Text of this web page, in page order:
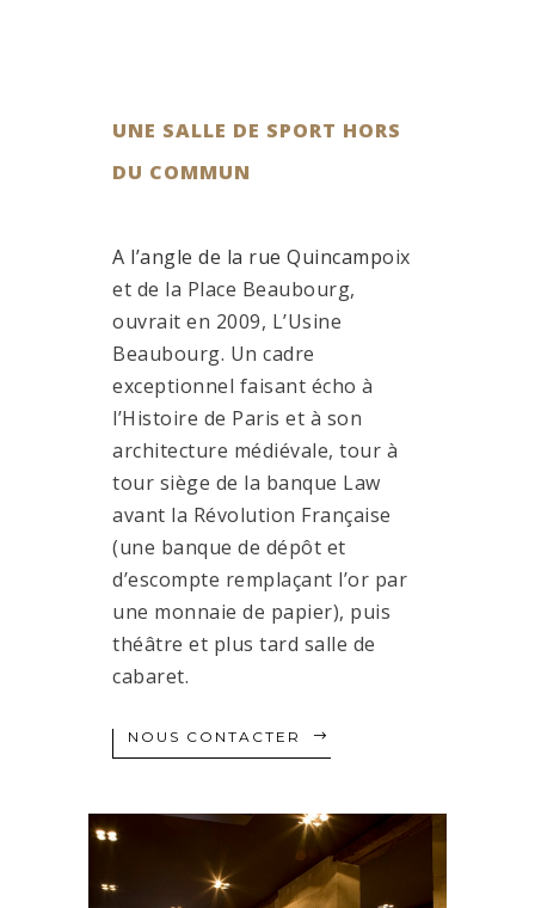
UNE SALLE DE SPORT HORS
DU COMMUN
A l’angle de la rue Quincampoix
et de la Place Beaubourg,
ouvrait en 2009, L’Usine
Beaubourg. Un cadre
exceptionnel faisant écho à
l’Histoire de Paris et à son
architecture médiévale, tour à
tour siège de la banque Law
avant la Révolution Française
(une banque de dépôt et
d’escompte remplaçant l’or par
une monnaie de papier), puis
théâtre et plus tard salle de
cabaret.
NOUS CONTACTER